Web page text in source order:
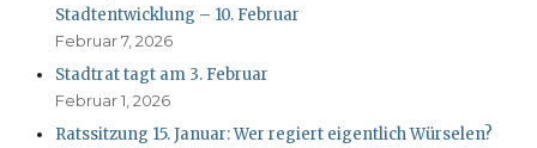
Stadtentwicklung – 10. Februar
Februar 7, 2026
Stadtrat tagt am 3. Februar
Februar 1, 2026
Ratssitzung 15. Januar: Wer regiert eigentlich Würselen?